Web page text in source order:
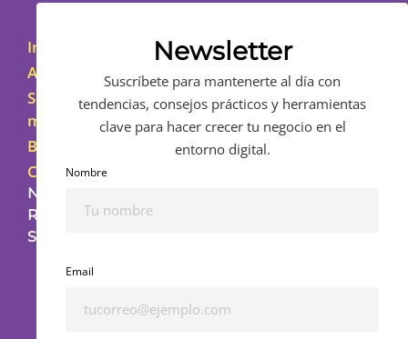
Inicio
Asesoramiento
Sobre
mí
Blog
Contacto
NUESTRAS
REDES
SOCIALES
Newsletter
Suscríbete para mantenerte al día con
tendencias, consejos prácticos y herramientas
clave para hacer crecer tu negocio en el
entorno digital.
Nombre
Email